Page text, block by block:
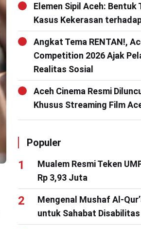
Elemen Sipil Aceh: Bentuk
Kasus Kekerasan
Angkat Tema RENTAN!,
Competition 2026 Ajak
Realitas Sosial
Aceh Cinema Resmi
Khusus Streaming Film
Populer
Mualem Resmi Teken
Rp 3,93 Juta
Mengenal Mushaf Al-
untuk Sahabat Disabilitas